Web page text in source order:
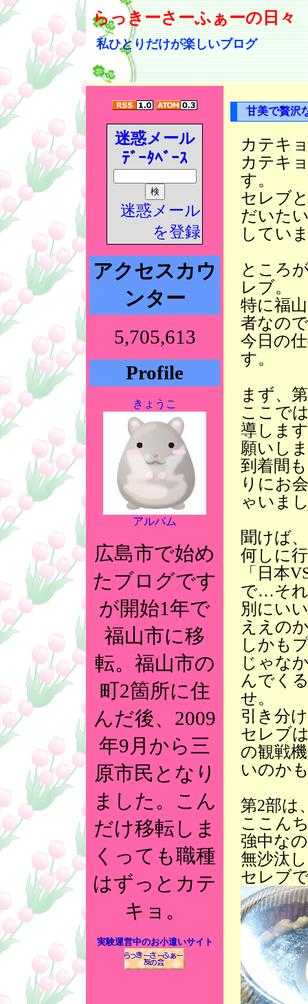
らっきーさーふぁーの日々
私ひとりだけが楽しいブログ
迷惑メール
ﾃﾞｰﾀﾍﾞｰｽ
迷惑メール
を登録
アクセスカウ
ンター
5,705,613
Profile
きょうこ
アルバム
広島市で始め
たブログです
が開始1年で
福山市に移
転。福山市の
町2箇所に住
んだ後、2009
年9月から三
原市民となり
ました。こん
だけ移転しま
くっても職種
はずっとカテ
キョ。
実験運営中のお小遣いサイト
甘美で贅沢
カテキ
カテキ
す。
セレブ
だいた
してい
ところ
レブ。
特に福
者なの
今日の
す。
まず、
ここで
導しま
願いし
到着間
りにお
ゃいま
聞けば
何しに
「日本
で…そ
別にい
ええの
しかも
じゃな
んでく
せ。
引き分
セレブ
の観戦
いのか
第2部は
ここん
強中な
無沙汰
セレブ